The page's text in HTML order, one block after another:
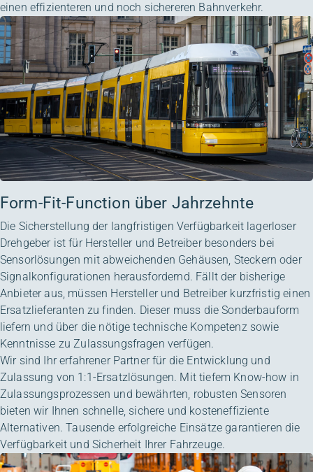
einen effizienteren und noch sichereren Bahnverkehr.
Form-Fit-Function über Jahrzehnte
Die Sicherstellung der langfristigen Verfügbarkeit lagerloser
Drehgeber ist für Hersteller und Betreiber besonders bei
Sensorlösungen mit abweichenden Gehäusen, Steckern oder
Signalkonfigurationen herausfordernd. Fällt der bisherige
Anbieter aus, müssen Hersteller und Betreiber kurzfristig einen
Ersatzlieferanten zu finden. Dieser muss die Sonderbauform
liefern und über die nötige technische Kompetenz sowie
Kenntnisse zu Zulassungsfragen verfügen.
Wir sind Ihr erfahrener Partner für die Entwicklung und
Zulassung von 1:1-Ersatzlösungen. Mit tiefem Know-how in
Zulassungsprozessen und bewährten, robusten Sensoren
bieten wir Ihnen schnelle, sichere und kosteneffiziente
Alternativen. Tausende erfolgreiche Einsätze garantieren die
Verfügbarkeit und Sicherheit Ihrer Fahrzeuge.